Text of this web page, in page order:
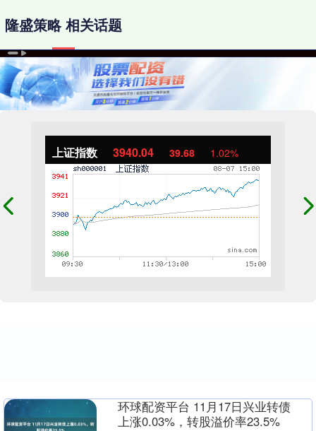
上证指数 3940.04 39.68 1.02%
隆盛策略 相关话题
环球配资平台 11月17日兴业转债
上涨0.03%，转股溢价率23.5%